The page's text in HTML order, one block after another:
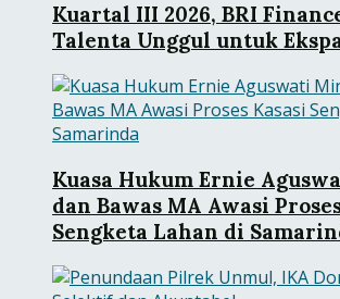
Kuartal III 2026, BRI
Talenta Unggul untuk
Kuasa Hukum Ernie
dan Bawas MA Awasi
Sengketa Lahan di